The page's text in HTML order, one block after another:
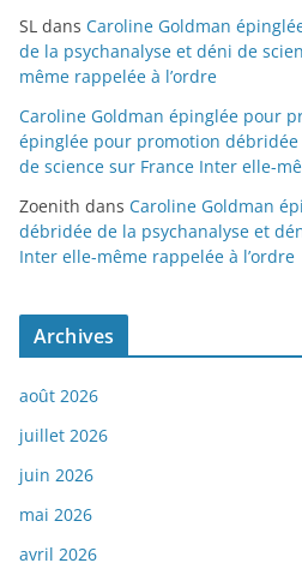
SL dans Caroline Goldman
de la psychanalyse et déni de
même rappelée à l’ordre
Caroline Goldman épinglée pour
épinglée pour promotion
de science sur France Inter elle-
Zoenith dans Caroline Goldman
débridée de la psychanalyse et
Inter elle-même rappelée à l’ordre
Archives
août 2026
juillet 2026
juin 2026
mai 2026
avril 2026